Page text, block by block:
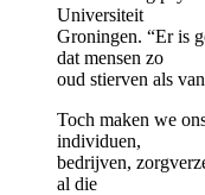
Universiteit
Groningen. “Er is
dat mensen zo
oud stierven als
Toch maken we
individuen,
bedrijven,
al die